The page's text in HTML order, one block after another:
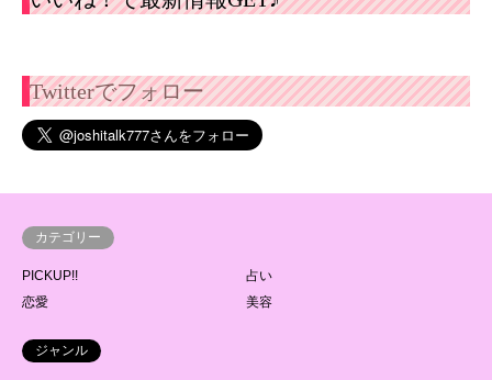
Twitterでフォロー
カテゴリー
PICKUP!!
占い
恋愛
美容
ジャンル